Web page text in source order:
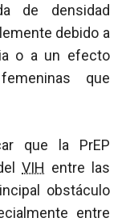
de densidad
debido a
o a un efecto
que
que la PrEP
VIH entre las
obstáculo
entre